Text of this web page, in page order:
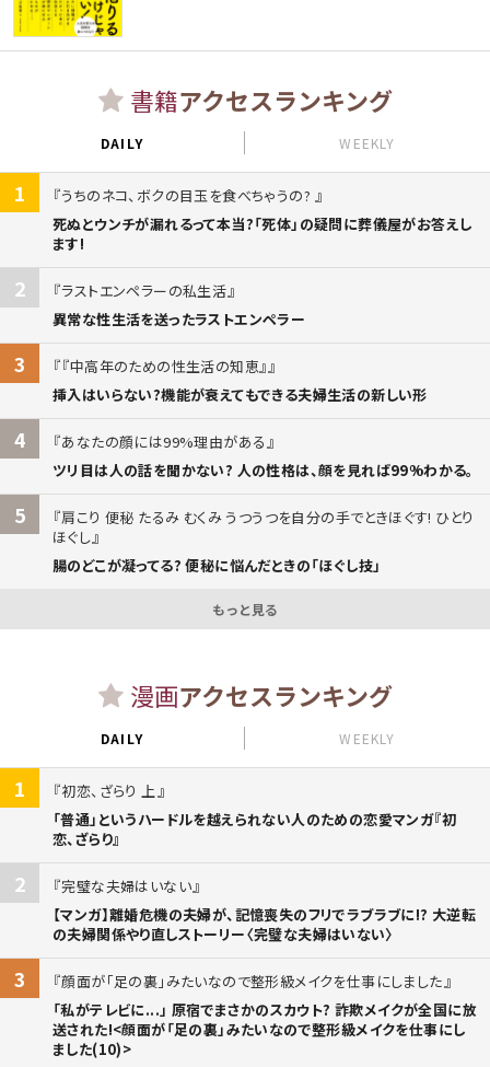
書籍アクセスランキング
DAILY WEEKLY
1
うちのネコ、ボクの目玉を食べちゃうの?
死ぬとウンチが漏れるって本当?「死体」の疑問に葬儀屋がお答えし
ます!
2
ラストエンペラーの私生活
異常な性生活を送ったラストエンペラー
3
『中高年のための性生活の知恵』
挿入はいらない?機能が衰えてもできる夫婦生活の新しい形
4
あなたの顔には99%理由がある
ツリ目は人の話を聞かない? 人の性格は、顔を見れば99%わかる。
5
肩こり 便秘 たるみ むくみ うつうつを自分の手でときほぐす! ひとり
ほぐし
腸のどこが凝ってる? 便秘に悩んだときの「ほぐし技」
もっと見る
漫画アクセスランキング
DAILY WEEKLY
1
初恋、ざらり 上
「普通」というハードルを越えられない人のための恋愛マンガ『初
恋、ざらり』
2
完璧な夫婦はいない
【マンガ】離婚危機の夫婦が、記憶喪失のフリでラブラブに!? 大逆転
の夫婦関係やり直しストーリー〈完璧な夫婦はいない〉
3
顔面が「足の裏」みたいなので整形級メイクを仕事にしました
「私がテレビに...」 原宿でまさかのスカウト? 詐欺メイクが全国に放
送された!<顔面が「足の裏」みたいなので整形級メイクを仕事にし
ました(10)>